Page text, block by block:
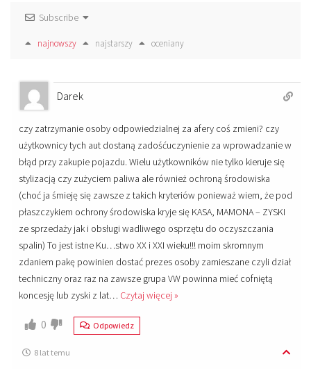
Subscribe
najnowszy najstarszy oceniany
Darek
czy zatrzymanie osoby odpowiedzialnej za afery coś zmieni? czy
użytkownicy tych aut dostaną zadośćuczynienie za wprowadzanie w
błąd przy zakupie pojazdu. Wielu użytkowników nie tylko kieruje się
stylizacją czy zużyciem paliwa ale również ochroną środowiska
(choć ja śmieję się zawsze z takich kryteriów ponieważ wiem, że pod
płaszczykiem ochrony środowiska kryje się KASA, MAMONA – ZYSKI
ze sprzedaży jak i obsługi wadliwego osprzętu do oczyszczania
spalin) To jest istne Ku…stwo XX i XXI wieku!!! moim skromnym
zdaniem pakę powinien dostać prezes osoby zamieszane czyli dział
techniczny oraz raz na zawsze grupa VW powinna mieć cofniętą
koncesję lub zyski z lat… Czytaj więcej »
0 Odpowiedz
8 lat temu